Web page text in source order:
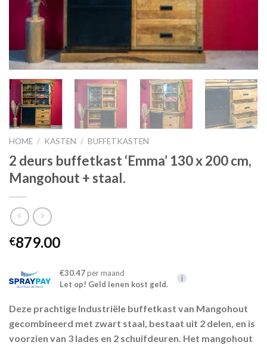
HOME / KASTEN / BUFFETKASTEN
2 deurs buffetkast ‘Emma’ 130 x 200 cm,
Mangohout + staal.
€879.00
€30.47per maand
Let op! Geld lenen kost geld.
i
Deze prachtige Industriële buffetkast van Mangohout
gecombineerd met zwart staal, bestaat uit 2 delen, en is
voorzien van 3 lades en 2 schuifdeuren. Het mangohout